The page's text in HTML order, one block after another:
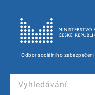
Odbor sociálního zabezpečení